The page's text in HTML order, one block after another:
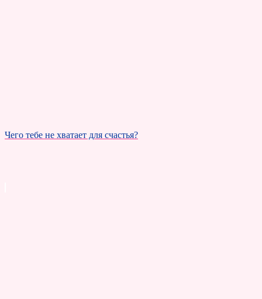
Чего тебе не хватает для счастья?